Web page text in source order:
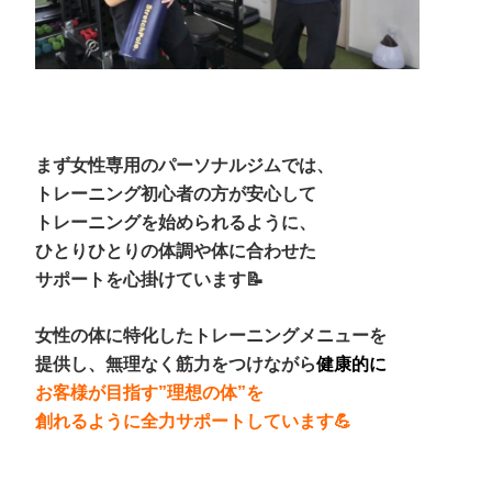
まず女性専用のパーソナルジムでは、
トレーニング初心者の方が安心して
トレーニングを始められるように、
ひとりひとりの体調や体に合わせた
サポートを心掛けています📝
女性の体に特化したトレーニングメニューを
提供し、無理なく筋力をつけながら健康的に
お客様が目指す”理想の体”を
創れるように全力サポートしています💪